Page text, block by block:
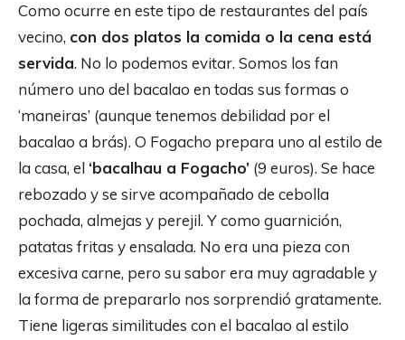
Como ocurre en este tipo de restaurantes del país
vecino, con dos platos la comida o la cena está
servida. No lo podemos evitar. Somos los fan
número uno del bacalao en todas sus formas o
‘maneiras’ (aunque tenemos debilidad por el
bacalao a brás). O Fogacho prepara uno al estilo de
la casa, el ‘bacalhau a Fogacho’ (9 euros). Se hace
rebozado y se sirve acompañado de cebolla
pochada, almejas y perejil. Y como guarnición,
patatas fritas y ensalada. No era una pieza con
excesiva carne, pero su sabor era muy agradable y
la forma de prepararlo nos sorprendió gratamente.
Tiene ligeras similitudes con el bacalao al estilo